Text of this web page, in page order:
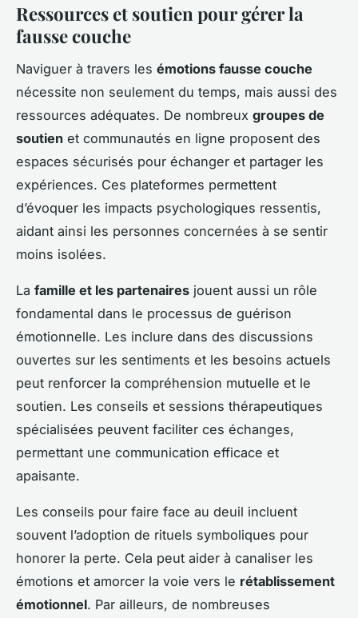
Ressources et soutien pour gérer la
fausse couche
Naviguer à travers les émotions fausse couche
nécessite non seulement du temps, mais aussi des
ressources adéquates. De nombreux groupes de
soutien et communautés en ligne proposent des
espaces sécurisés pour échanger et partager les
expériences. Ces plateformes permettent
d’évoquer les impacts psychologiques ressentis,
aidant ainsi les personnes concernées à se sentir
moins isolées.
La famille et les partenaires jouent aussi un rôle
fondamental dans le processus de guérison
émotionnelle. Les inclure dans des discussions
ouvertes sur les sentiments et les besoins actuels
peut renforcer la compréhension mutuelle et le
soutien. Les conseils et sessions thérapeutiques
spécialisées peuvent faciliter ces échanges,
permettant une communication efficace et
apaisante.
Les conseils pour faire face au deuil incluent
souvent l’adoption de rituels symboliques pour
honorer la perte. Cela peut aider à canaliser les
émotions et amorcer la voie vers le rétablissement
émotionnel. Par ailleurs, de nombreuses